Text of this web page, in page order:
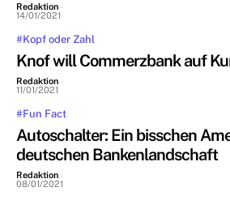
Redaktion -
14/01/2021
#Kopf oder Zahl
Knof will Commerzbank auf
Redaktion -
11/01/2021
#Fun Fact
Autoschalter: Ein bisschen
deutschen Bankenlandschaft
Redaktion -
08/01/2021